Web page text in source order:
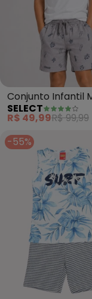
Conjunto Infantil
Curto Meia Malha
(Branco)
SELECT
R$ 49,99R$ 99,99
-55%